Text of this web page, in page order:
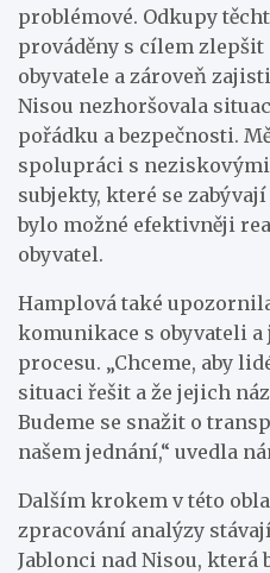
problémové. Odkupy
prováděny s cílem
obyvatele a zároveň
Nisou nezhoršovala
pořádku a bezpečnosti.
spolupráci s
subjekty, které se
bylo možné efektivněji
obyvatel.
Hamplová také
komunikace s obyvateli
procesu. „Chceme, aby
situaci řešit a že jejich
Budeme se snažit o
našem jednání,“ uvedla
Dalším krokem v této
zpracování analýzy
Jablonci nad Nisou, která